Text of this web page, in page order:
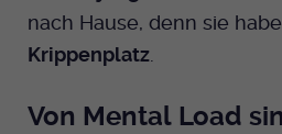
nach Hause, denn sie
Krippenplatz.
Von Mental Load
Zweck
PHP Daten
Einstellungen
Giphy
TikTok